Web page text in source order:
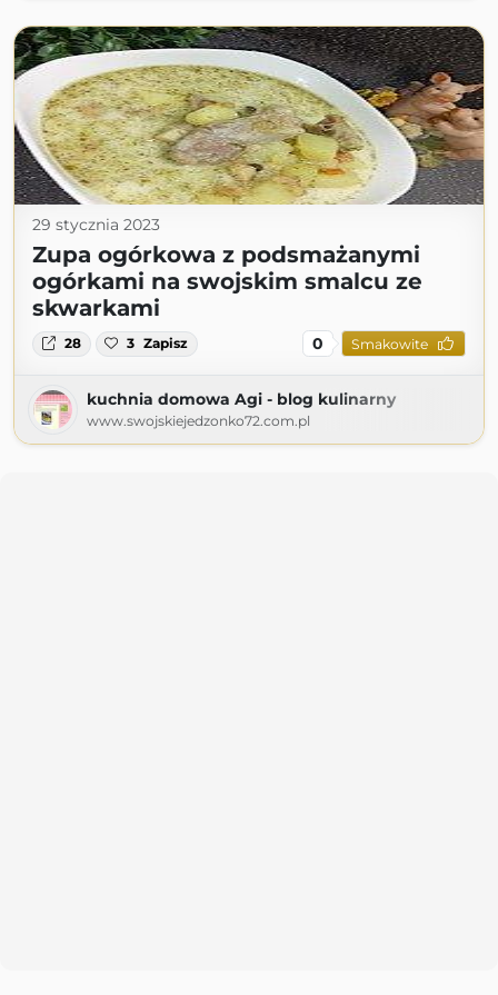
29 stycznia 2023
Zupa ogórkowa z podsmażanymi
ogórkami na swojskim smalcu ze
skwarkami
28 3 Zapisz 0 Smakowite
kuchnia domowa Agi - blog kulinarny
www.swojskiejedzonko72.com.pl